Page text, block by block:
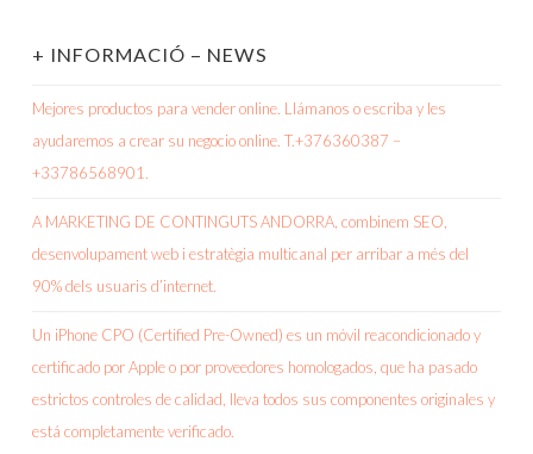
+ INFORMACIÓ – NEWS
Mejores productos para vender online. Llámanos o escriba y les
ayudaremos a crear su negocio online. T.+376360387 –
+33786568901.
A MARKETING DE CONTINGUTS ANDORRA, combinem SEO,
desenvolupament web i estratègia multicanal per arribar a més del
90% dels usuaris d’internet.
Un iPhone CPO (Certified Pre-Owned) es un móvil reacondicionado y
certificado por Apple o por proveedores homologados, que ha pasado
estrictos controles de calidad, lleva todos sus componentes originales y
está completamente verificado.